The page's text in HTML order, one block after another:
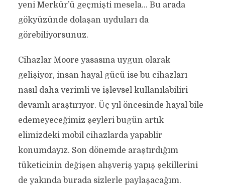
yeni Merkür’ü geçmişti mesela… Bu arada
gökyüzünde dolaşan uyduları da
görebiliyorsunuz.
Cihazlar Moore yasasına uygun olarak
gelişiyor, insan hayal gücü ise bu cihazları
nasıl daha verimli ve işlevsel kullanılabiliri
devamlı araştırıyor. Üç yıl öncesinde hayal bile
edemeyeceğimiz şeyleri bugün artık
elimizdeki mobil cihazlarda yapablir
konumdayız. Son dönemde araştırdığım
tüketicinin değişen alışveriş yapış şekillerini
de yakında burada sizlerle paylaşacağım.